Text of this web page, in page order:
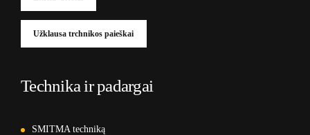
Užklausa trchnikos paieškai
Technika ir padargai
SMITMA techniką